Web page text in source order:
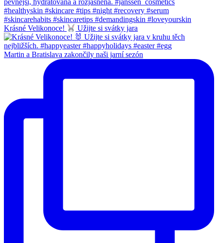
Krásné Velikonoce! Užijte si svátky jara
Martin a Bratislava zakončily naši jarní sezón